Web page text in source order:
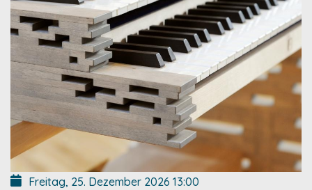
Freitag, 25. Dezember 2026 13:00